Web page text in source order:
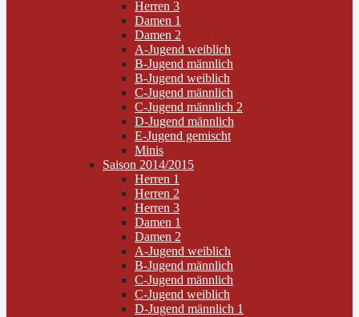
Herren 3
Damen 1
Damen 2
A-Jugend weiblich
B-Jugend männlich
B-Jugend weiblich
C-Jugend männlich
C-Jugend männlich 2
D-Jugend männlich
E-Jugend gemischt
Minis
Saison 2014/2015
Herren 1
Herren 2
Herren 3
Damen 1
Damen 2
A-Jugend weiblich
B-Jugend männlich
C-Jugend männlich
C-Jugend weiblich
D-Jugend männlich 1